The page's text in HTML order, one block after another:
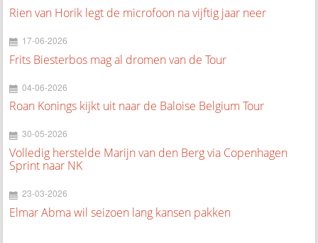
Rien van Horik legt de microfoon na vijftig jaar neer
17-06-2026
Frits Biesterbos mag al dromen van de Tour
04-06-2026
Roan Konings kijkt uit naar de Baloise Belgium Tour
30-05-2026
Volledig herstelde Marijn van den Berg via Copenhagen
Sprint naar NK
23-03-2026
Elmar Abma wil seizoen lang kansen pakken